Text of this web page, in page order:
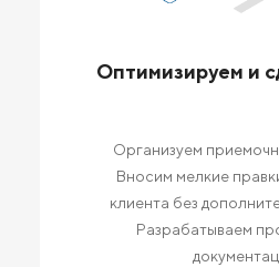
Оптимизируем и
Организуем
Вносим мелкие
клиента без
Разрабатываем